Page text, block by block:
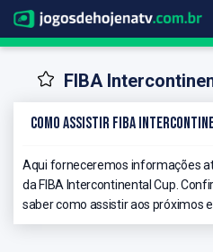
FIBA
Como Assistir FIBA
Aqui forneceremos informações
da FIBA Intercontinental Cup.
saber como assistir aos próximos